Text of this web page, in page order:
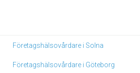
Företagshälsovårdare i Solna
Företagshälsovårdare i Göteborg